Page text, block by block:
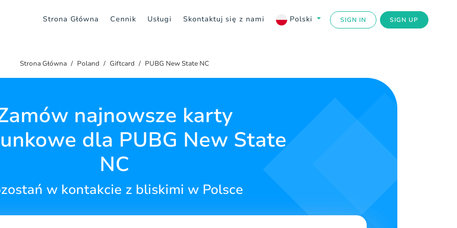
Strona Główna Cennik Usługi Skontaktuj się z nami Polski SIGN IN SIGN UP
Strona Główna Poland Giftcard PUBG New State NC
najnowsze karty
dla PUBG New State
NC
w kontakcie z bliskimi w Polsce